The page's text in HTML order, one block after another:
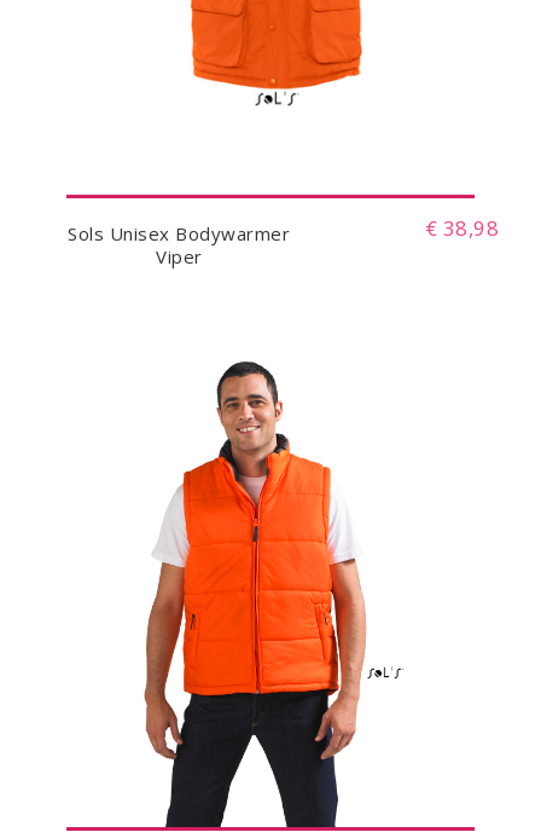
Sols Unisex Bodywarmer
Viper
€ 38,98